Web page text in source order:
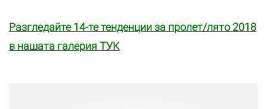
Разгледайте 14-те тенденции за пролет/лято 2018
в нашата галерия ТУК